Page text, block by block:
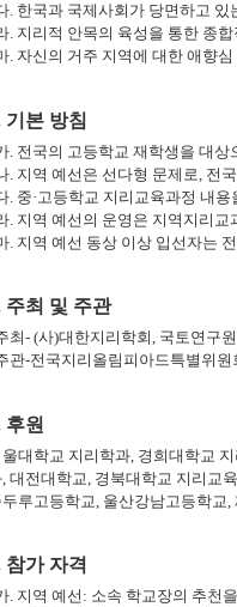
. 한국과 국제사회가 당면하고 있
. 지리적 안목의 육성을 통한 종
. 자신의 거주 지역에 대한 애향
기본 방침
전국의 고등학교 재학생을 대상
지역 예선은 선다형 문제로 전
중· 고등학교 지리교육과정 내
지역 예선의 운영은 지역지리교
지역 예선 동상 이상 입선자는
주최 및 주관
최- (사)대한지리학회 국토연구원
관-전국지리올림피아드특별위원
후원
대학교 지리학과 경희대학교
대전대학교 경북대학교 지리교
루고등학교 울산강남고등학교
참가 자격
지역 예선 : 소속 학교장의 추천